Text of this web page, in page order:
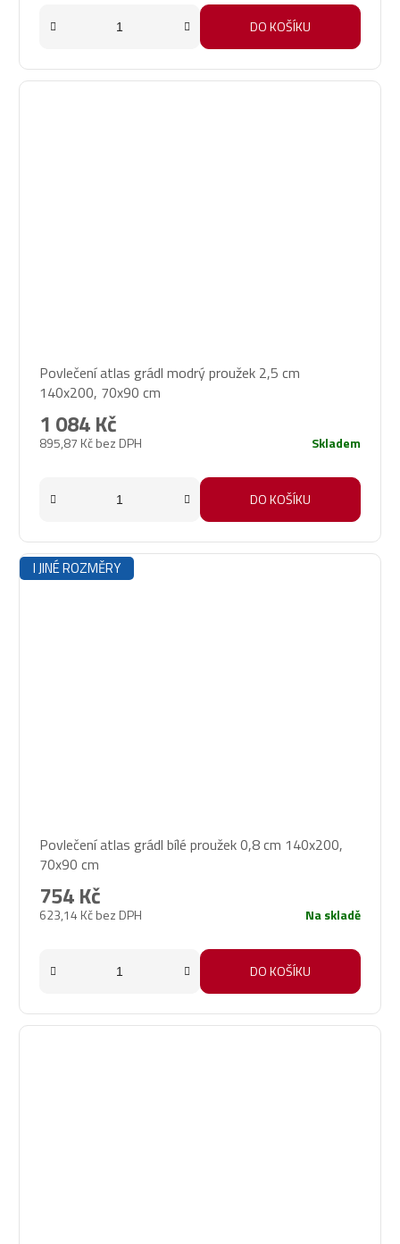
DO KOŠÍKU
Povlečení atlas grádl modrý proužek 2,5 cm
140x200, 70x90 cm
895,87 Kč bez DPH
1 084 Kč
Skladem
DO KOŠÍKU
I JINÉ ROZMĚRY
Povlečení atlas grádl bílé proužek 0,8 cm 140x200,
70x90 cm
623,14 Kč bez DPH
754 Kč
Na skladě
DO KOŠÍKU